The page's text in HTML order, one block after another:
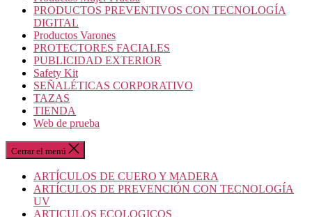
PRODUCTOS PREVENTIVOS CON TECNOLOGÍA
DIGITAL
Productos Varones
PROTECTORES FACIALES
PUBLICIDAD EXTERIOR
Safety Kit
SEÑALÉTICAS CORPORATIVO
TAZAS
TIENDA
Web de prueba
Cerrar el menú
ARTÍCULOS DE CUERO Y MADERA
ARTÍCULOS DE PREVENCIÓN CON TECNOLOGÍA
UV
ARTICULOS ECOLOGICOS